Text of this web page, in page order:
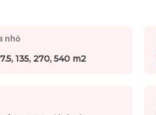
nhỏ
135, 270, 540 m2